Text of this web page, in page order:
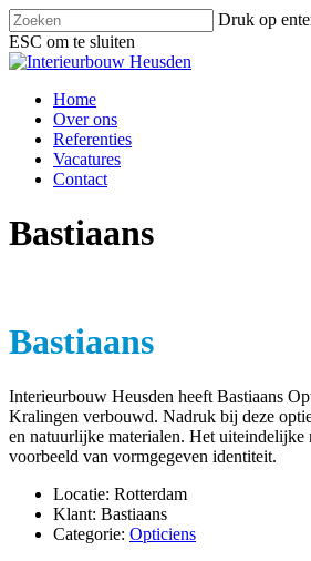
Skip
to
main
Druk op
ESC om te sluiten
Close
Menu
Home
Over ons
Referenties
Vacatures
Contact
Bastiaans
Bastiaans
Interieurbouw Heusden heeft Bastiaans
Kralingen verbouwd. Nadruk bij deze
en natuurlijke materialen. Het uiteindelijke
voorbeeld van vormgegeven identiteit.
Locatie: Rotterdam
Klant: Bastiaans
Categorie: Opticiens